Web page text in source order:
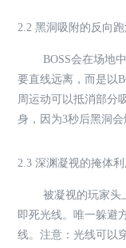
2.2 黑洞吸附的反向
BOSS会在场地
要直线远离，而是以
周运动可以抵消部分
身，因为3秒后黑洞
2.3 深渊凝视的掩体利
被凝视的玩家头
即死光线。唯一躲避
线。注意：光线可以